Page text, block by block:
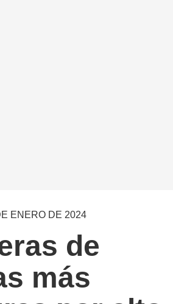
ENERO DE 2024
de
más